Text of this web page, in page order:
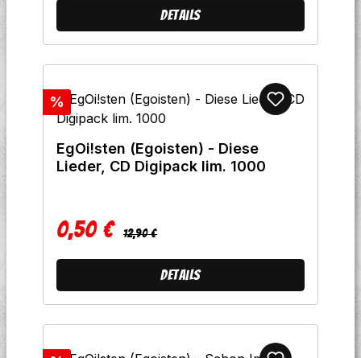
Details
Rabatt
%
EgOi!sten (Egoisten) - Diese
Lieder, CD Digipack lim. 1000
Verkaufspreis:
0,50 € Regulärer Preis:
12,90 €
Details